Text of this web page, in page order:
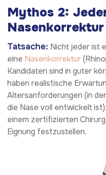
Mythos 2:
Tatsache: Nicht jeder ist
eine Nasenkorrektur
Kandidaten sind in guter
haben realistische
Altersanforderungen (in
die Nase voll entwickelt
einem zertifizierten
Eignung festzustellen.